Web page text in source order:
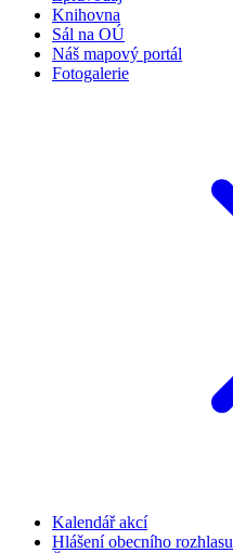
Knihovna
Sál na OÚ
Náš mapový portál
Fotogalerie
Kalendář akcí
Hlášení obecního rozhlasu